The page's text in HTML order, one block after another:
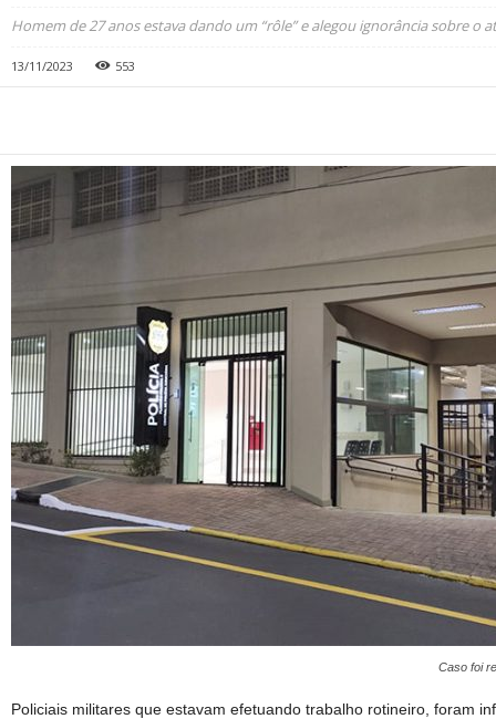
Homem de 27 anos estava dando um “rôle” e alegou ignorância sobre o
13/11/2023 553
Caso foi
Policiais militares que estavam efetuando trabalho rotineiro, foram